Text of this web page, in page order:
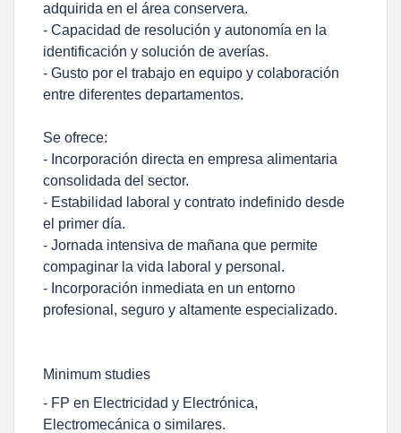
adquirida en el área conservera.
- Capacidad de resolución y autonomía en la
identificación y solución de averías.
- Gusto por el trabajo en equipo y colaboración
entre diferentes departamentos.
Se ofrece:
- Incorporación directa en empresa alimentaria
consolidada del sector.
- Estabilidad laboral y contrato indefinido desde
el primer día.
- Jornada intensiva de mañana que permite
compaginar la vida laboral y personal.
- Incorporación inmediata en un entorno
profesional, seguro y altamente especializado.
Minimum studies
- FP en Electricidad y Electrónica,
Electromecánica o similares.